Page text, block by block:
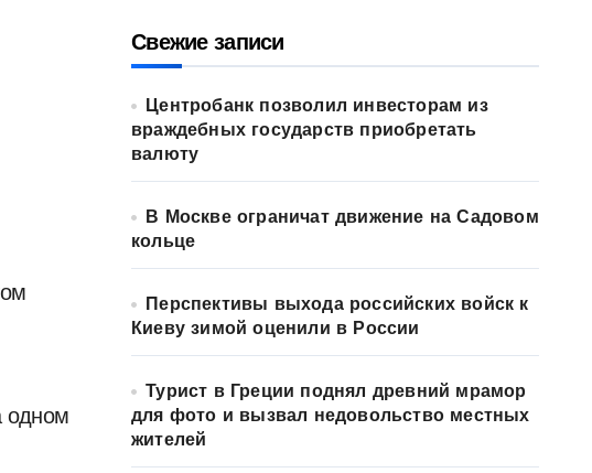
одном
Свежие записи
Центробанк позволил инвесторам из
враждебных государств приобретать
валюту
В Москве ограничат движение на Садовом
кольце
Перспективы выхода российских войск к
Киеву зимой оценили в России
Турист в Греции поднял древний мрамор
для фото и вызвал недовольство местных
жителей